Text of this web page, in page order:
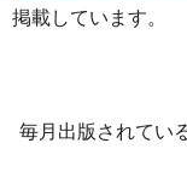
掲載しています。
毎月出版されてい